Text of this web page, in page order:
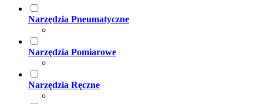
Narzędzia Pneumatyczne
Narzędzia Pomiarowe
Narzędzia Ręczne